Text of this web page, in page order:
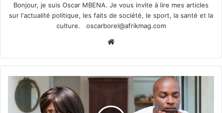
Bonjour, je suis Oscar MBENA. Je vous invite à lire mes articles
sur l'actualité politique, les faits de société, le sport, la santé et la
culture. oscarborel@afrikmag.com